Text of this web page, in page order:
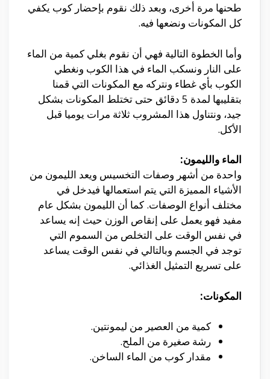
طحنها مرة أخرى، وبعد ذلك نقوم بإحضار كوب يكفي
كل المكونات ونضعها فيه.
وأما الخطوة التالية فهي أن نقوم بغلي كمية من الماء
على النار ونسكب الماء في هذا الكوب ونغطي
الكوب بأي غطاء ونتركه مع المكونات التي قمنا
بتقليبها لمدة 5 دقائق حتى تختلط المكونات بشكل
جيد، ونتناول هذا المشروب ثلاثة مرات يوميا قبل
الأكل.
الماء والليمون:
واحدة من أشهر وصفات التخسيس ويعد الليمون من
الأشياء المميزة التي يتم استعمالها فيدخل في
مختلف أنواع الوصفات. كما أن الليمون بشكل عام
مفيد فهو يعمل على إنقاص الوزن حيث إنه يساعد
في نفس الوقت على التخلص من السموم التي
توجد في الجسم وبالتالي في نفس الوقت يساعد
على تسريع التمثيل الغذائي.
المكونات:
كمية من العصير من ليمونتين.
رشة صغيرة من الملح.
مقدار كوب من الماء الساخن.